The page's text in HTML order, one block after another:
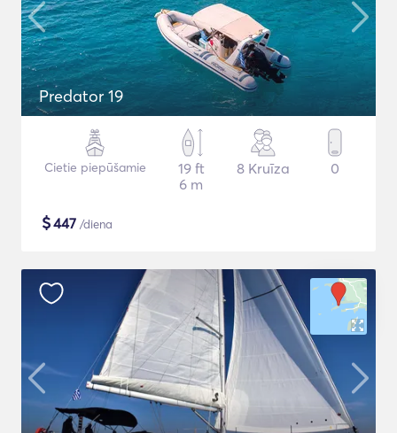
Predator 19
Cietie piepūšamie
19 ft
6 m
8 Kruīza 0
$447 /diena